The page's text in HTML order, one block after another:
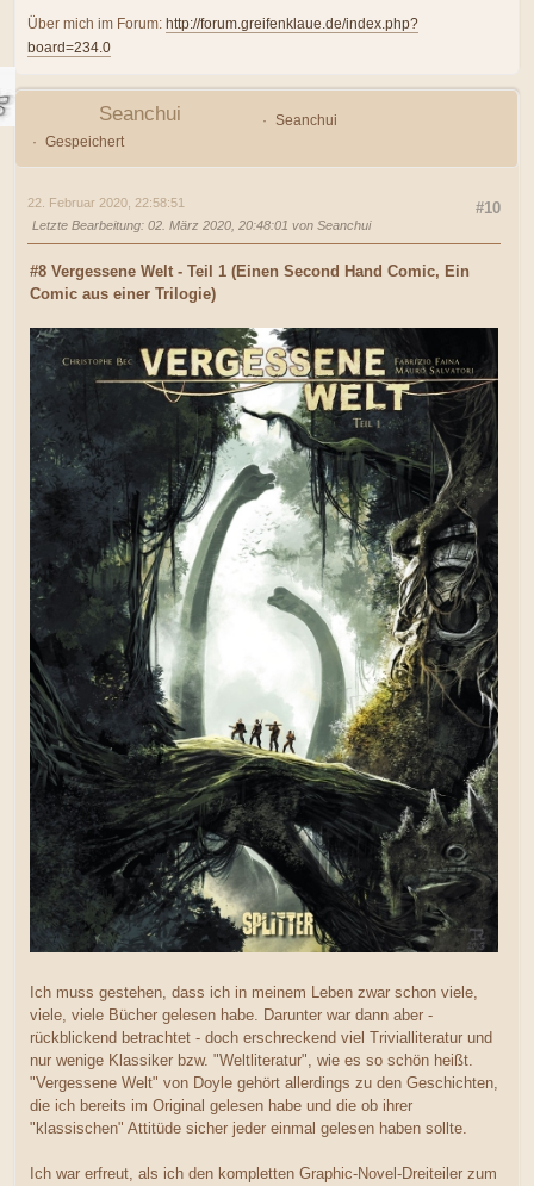
Über mich im Forum: http://forum.greifenklaue.de/index.php?
board=234.0
Seanchui
Seanchui
Gespeichert
#10
22. Februar 2020, 22:58:51
Letzte Bearbeitung: 02. März 2020, 20:48:01 von Seanchui
#8 Vergessene Welt - Teil 1 (Einen Second Hand Comic, Ein
Comic aus einer Trilogie)
Ich muss gestehen, dass ich in meinem Leben zwar schon viele,
viele, viele Bücher gelesen habe. Darunter war dann aber -
rückblickend betrachtet - doch erschreckend viel Trivialliteratur und
nur wenige Klassiker bzw. "Weltliteratur", wie es so schön heißt.
"Vergessene Welt" von Doyle gehört allerdings zu den Geschichten,
die ich bereits im Original gelesen habe und die ob ihrer
"klassischen" Attitüde sicher jeder einmal gelesen haben sollte.
Ich war erfreut, als ich den kompletten Graphic-Novel-Dreiteiler zum